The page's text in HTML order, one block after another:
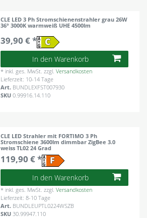
CLE LED 3 Ph Stromschienenstrahler grau 26W
36° 3000K warmweiß UHE 4500lm
39,90 € *
In den Warenkorb
* inkl. ges. MwSt. zzgl.Versandkosten
Lieferzeit: 10-14 Tage
Art. BUNDLEXFST007930
SKU0.99916.14.110
CLE LED Strahler mit FORTIMO 3 Ph
Stromschiene 3600lm dimmbar ZigBee 3.0
weiss TL02 24 Grad
119,90 € *
In den Warenkorb
* inkl. ges. MwSt. zzgl.Versandkosten
Lieferzeit: 8-10 Tage
Art. BUNDLEUPTL0224WSZB
SKU 30.99947.110